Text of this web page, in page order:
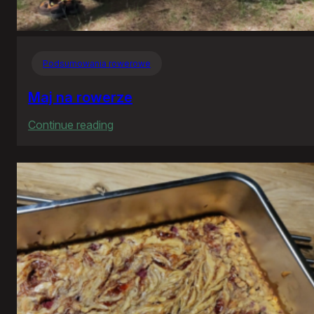
Podsumowania rowerowe
Maj na rowerze
Continue reading
na
rowerze